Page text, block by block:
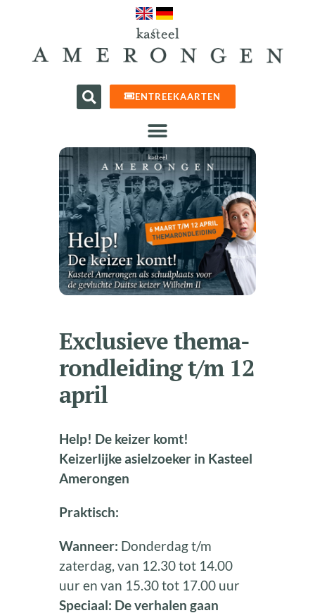
ENTREEKAARTEN
Exclusieve thema-
rondleiding t/m 12
april
Help! De keizer komt!
Keizerlijke asielzoeker in Kasteel
Amerongen
Praktisch:
Wanneer: Donderdag t/m
zaterdag, van 12.30 tot 14.00
uur en van 15.30 tot 17.00 uur
Speciaal: De verhalen gaan